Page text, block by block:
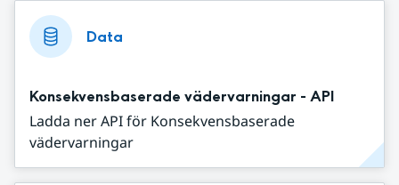
Data
Konsekvensbaserade vädervarningar - API
Ladda ner API för Konsekvensbaserade
vädervarningar